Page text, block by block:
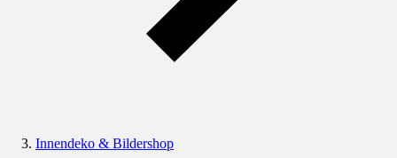
Innendeko & Bildershop